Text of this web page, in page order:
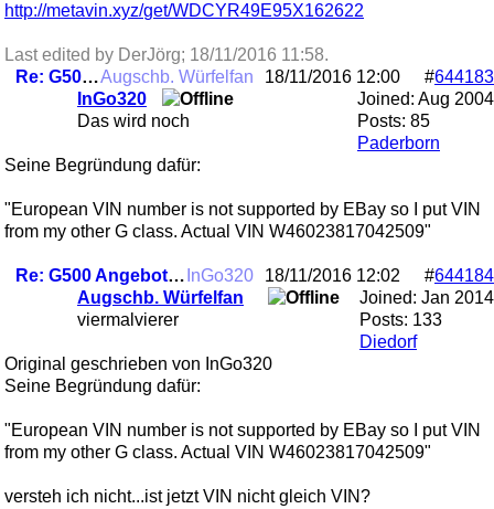
http://metavin.xyz/get/WDCYR49E95X162622
Last edited by DerJörg; 18/11/2016 11:58.
Re: G500 Angebot??? ....unklarAugschb. Würfelfan #644183
18/11/2016 12:00
Joined: Aug 2004
Posts: 85
Paderborn
InGo320
Das wird noch
Seine Begründung dafür:
"European VIN number is not supported by EBay so I put VIN
from my other G class. Actual VIN W46023817042509"
Re: G500 Angebot??? ....unklar InGo320 #644184
18/11/2016 12:02
Joined: Jan 2014
Posts: 133
Diedorf
Augschb. Würfelfan
viermalvierer
Original geschrieben von InGo320
Seine Begründung dafür:
"European VIN number is not supported by EBay so I put VIN
from my other G class. Actual VIN W46023817042509"
versteh ich nicht...ist jetzt VIN nicht gleich VIN?